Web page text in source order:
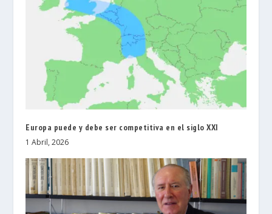
Europa puede y debe ser competitiva en el siglo XXI
1 Abril, 2026